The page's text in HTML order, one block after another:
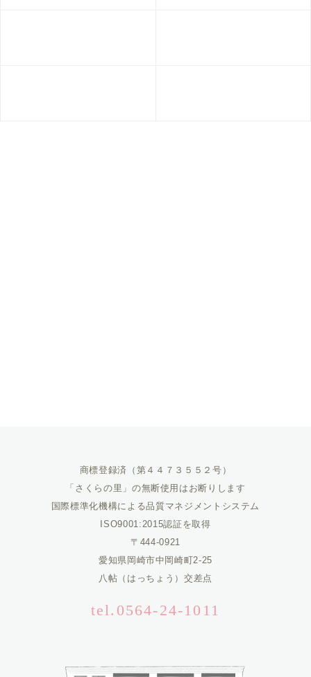
商標登録済（第４４７３５５２号）
「さくらの里」の無断使用はお断りします
国際標準化機構による品質マネジメントシステム
ISO9001:2015認証を取得
〒444-0921
愛知県岡崎市中岡崎町2-25
八帖（はっちょう）交差点
tel.0564-24-1011